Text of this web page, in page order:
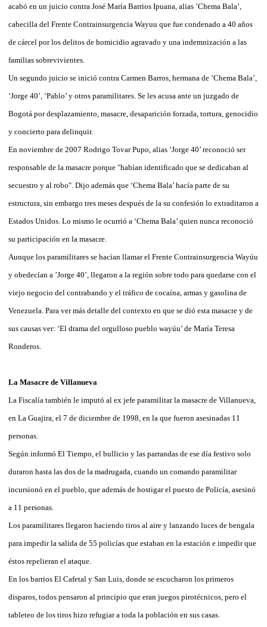
acabó en un juicio contra José María Barrios Ipuana, alias ’Chema Bala’,
cabecilla del Frente Contrainsurgencia Wayuu que fue condenado a 40 años
de cárcel por los delitos de homicidio agravado y una indemnización a las
familias sobrevivientes.
Un segundo juicio se inició contra Carmen Barros, hermana de ’Chema Bala’,
‘Jorge 40’, ‘Pablo’ y otros paramilitares. Se les acusa ante un juzgado de
Bogotá por desplazamiento, masacre, desaparición forzada, tortura, genocidio
y concierto para delinquir.
En noviembre de 2007 Rodrigo Tovar Pupo, alias ‘Jorge 40’ reconoció ser
responsable de la masacre porque "habían identificado que se dedicaban al
secuestro y al robo". Dijo además que ‘Chema Bala’ hacía parte de su
estructura, sin embargo tres meses después de la su confesión lo extraditaron a
Estados Unidos. Lo mismo le ocurrió a ‘Chema Bala’ quien nunca reconoció
su participación en la masacre.
Aunque los paramilitares se hacían llamar el Frente Contrainsurgencia Wayúu
y obedecían a ’Jorge 40’, llegaron a la región sobre todo para quedarse con el
viejo negocio del contrabando y el tráfico de cocaína, armas y gasolina de
Venezuela. Para ver más detalle del contexto en que se dió esta masacre y de
sus causas ver: ‘El drama del orgulloso pueblo wayúu’ de María Teresa
Ronderos.
La Masacre de Villanueva
La Fiscalía también le imputó al ex jefe paramilitar la masacre de Villanueva,
en La Guajira, el 7 de diciembre de 1998, en la que fueron asesinadas 11
personas.
Según informó El Tiempo, el bullicio y las parrandas de ese día festivo solo
duraron hasta las dos de la madrugada, cuando un comando paramilitar
incursionó en el pueblo, que además de hostigar el puesto de Policía, asesinó
a 11 personas.
Los paramilitares llegaron haciendo tiros al aire y lanzando luces de bengala
para impedir la salida de 55 policías que estaban en la estación e impedir que
éstos repelieran el ataque.
En los barrios El Cafetal y San Luis, donde se escucharon los primeros
disparos, todos pensaron al principio que eran juegos pirotécnicos, pero el
tableteo de los tiros hizo refugiar a toda la población en sus casas.